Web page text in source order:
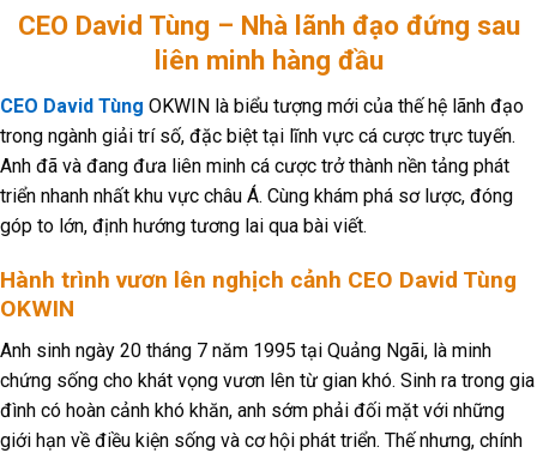
CEO David Tùng – Nhà lãnh đạo đứng sau
liên minh hàng đầu
CEO David Tùng OKWIN là biểu tượng mới của thế hệ lãnh đạo
trong ngành giải trí số, đặc biệt tại lĩnh vực cá cược trực tuyến.
Anh đã và đang đưa liên minh cá cược trở thành nền tảng phát
triển nhanh nhất khu vực châu Á. Cùng khám phá sơ lược, đóng
góp to lớn, định hướng tương lai qua bài viết.
Hành trình vươn lên nghịch cảnh CEO David Tùng
OKWIN
Anh sinh ngày 20 tháng 7 năm 1995 tại Quảng Ngãi, là minh
chứng sống cho khát vọng vươn lên từ gian khó. Sinh ra trong gia
đình có hoàn cảnh khó khăn, anh sớm phải đối mặt với những
giới hạn về điều kiện sống và cơ hội phát triển. Thế nhưng, chính